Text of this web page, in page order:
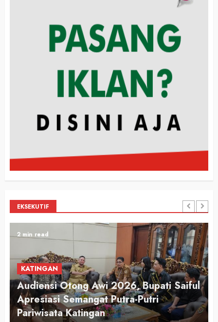
EKSEKUTIF
2 min read
KATINGAN
Audiensi Otong Awi 2026, Bupati Saiful
Apresiasi Semangat Putra-Putri
Pariwisata Katingan